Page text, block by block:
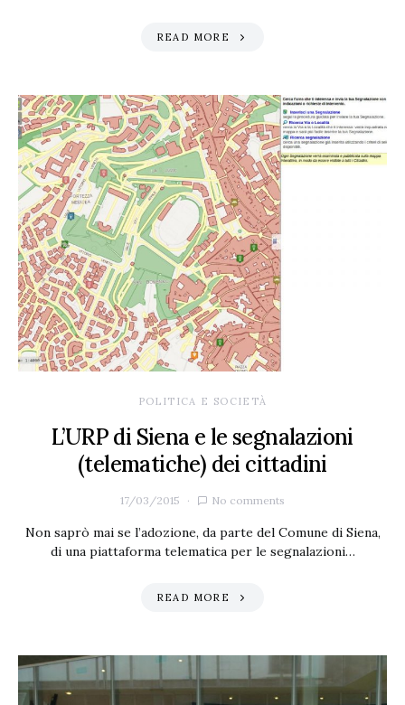
READ MORE
POLITICA E SOCIETÀ
L’URP di Siena e le segnalazioni
(telematiche) dei cittadini
17/03/2015 No comments
Non saprò mai se l’adozione, da parte del Comune di Siena,
di una piattaforma telematica per le segnalazioni…
READ MORE